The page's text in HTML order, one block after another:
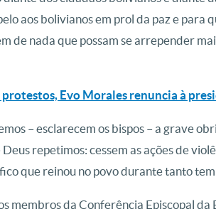
aos bolivianos em prol da paz e para
de nada que possam se arrepender
protestos, Evo Morales renuncia à
– esclarecem os bispos – a grave
Deus repetimos: cessem as ações de
que reinou no povo durante tanto
membros da Conferência Episcopal